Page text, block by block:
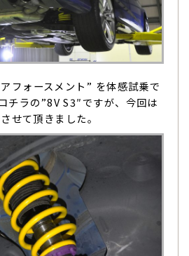
フォースメント” を体感試乗で
チラの”8V S3″ですが、今回は
せて頂きました。